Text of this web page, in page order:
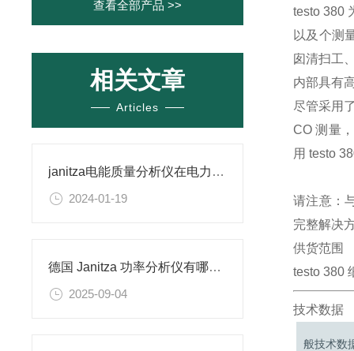
查看全部产品 >>
相关文章
Articles
janitza电能质量分析仪在电力系统中的作用与价值
2024-01-19
德国 Janitza 功率分析仪有哪些功能？可以应用在哪些场景？
2025-09-04
testo 380
以及个测
囱清扫工
内部具有
尽管采用
CO 测量
用 testo
请注意：
完整解决
供货范围
testo 380
技术数据
般技术数